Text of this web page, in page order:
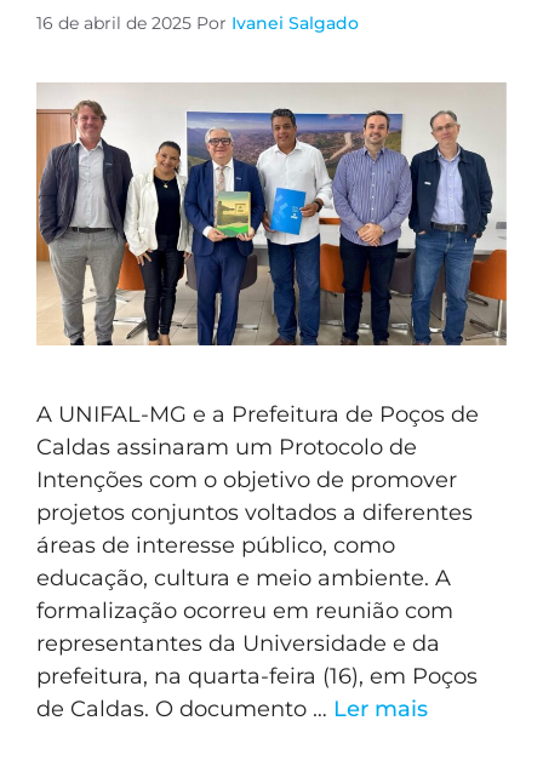
16 de abril de 2025 Por Ivanei Salgado
A UNIFAL-MG e a Prefeitura de Poços de
Caldas assinaram um Protocolo de
Intenções com o objetivo de promover
projetos conjuntos voltados a diferentes
áreas de interesse público, como
educação, cultura e meio ambiente. A
formalização ocorreu em reunião com
representantes da Universidade e da
prefeitura, na quarta-feira (16), em Poços
de Caldas. O documento … Ler mais